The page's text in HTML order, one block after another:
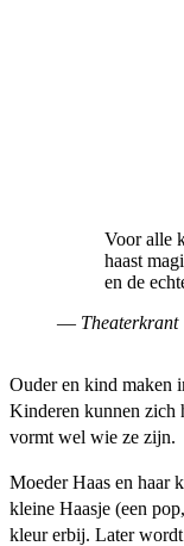
Voor alle
haast
en de
— Theaterkrant
Ouder en kind maken
Kinderen kunnen zich
vormt wel wie ze zijn.
Moeder Haas en haar
kleine Haasje (een
kleur erbij. Later wordt